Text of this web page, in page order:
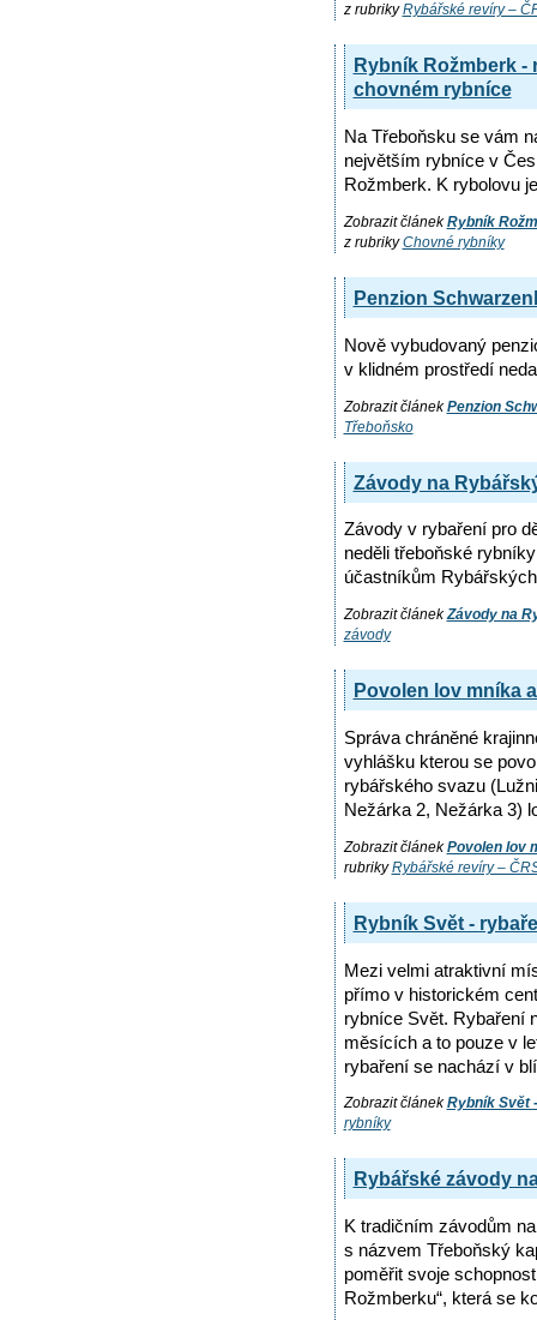
z rubrikyRybářské revíry –
Rybník Rožmberk -
chovném rybníce
Na Třeboňsku se vám
největším rybníce v
Rožmberk. K rybolovu
Zobrazit článekRybník
z rubrikyChovné rybníky
Penzion
Nově vybudovaný
v klidném prostředí
Zobrazit článekPenzion
Třeboňsko
Závody na
Závody v rybaření pro
neděli třeboňské
účastníkům
Zobrazit článekZávody na
závody
Povolen lov mníka
Správa chráněné
vyhlášku kterou se
rybářského svazu
Nežárka 2, Nežárka 3)
Zobrazit článekPovolen lov
rubrikyRybářské revíry –
Rybník Svět -
Mezi velmi atraktivní
přímo v historickém
rybníce Svět. Rybaření
měsících a to pouze v
rybaření se nachází v
Zobrazit článekRybník Svět
rybníky
Rybářské závody
K tradičním závodům
s názvem Třeboňský
poměřit svoje
Rožmberku“, která se